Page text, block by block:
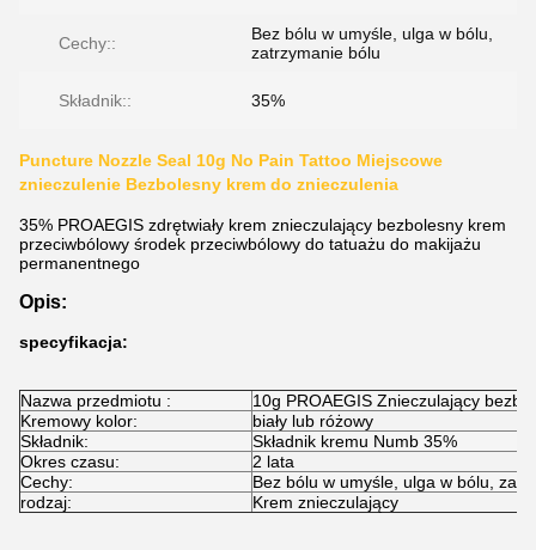
Cechy::
Bez bólu w umyśle, ulga w bólu,
zatrzymanie bólu
Składnik:: 35%
Puncture Nozzle Seal 10g No Pain Tattoo Miejscowe
znieczulenie Bezbolesny krem ​​do znieczulenia
35% PROAEGIS zdrętwiały krem ​​znieczulający bezbolesny krem ​​
przeciwbólowy środek przeciwbólowy do tatuażu do makijażu
permanentnego
Opis:
specyfikacja:
Nazwa przedmiotu :
10g PROAEGIS Znieczulający
Kremowy kolor:
biały lub różowy
Składnik:
Składnik kremu Numb 35%
Okres czasu:
2 lata
Cechy:
Bez bólu w umyśle, ulga w bólu,
rodzaj:
Krem znieczulający